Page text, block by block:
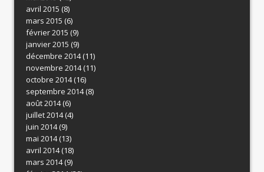
avril 2015 (8)
mars 2015 (6)
février 2015 (9)
janvier 2015 (9)
décembre 2014(11)
novembre 2014(11)
octobre 2014(16)
septembre 2014(8)
août 2014(6)
juillet 2014(4)
juin 2014(9)
mai 2014(13)
avril 2014(18)
mars 2014(9)